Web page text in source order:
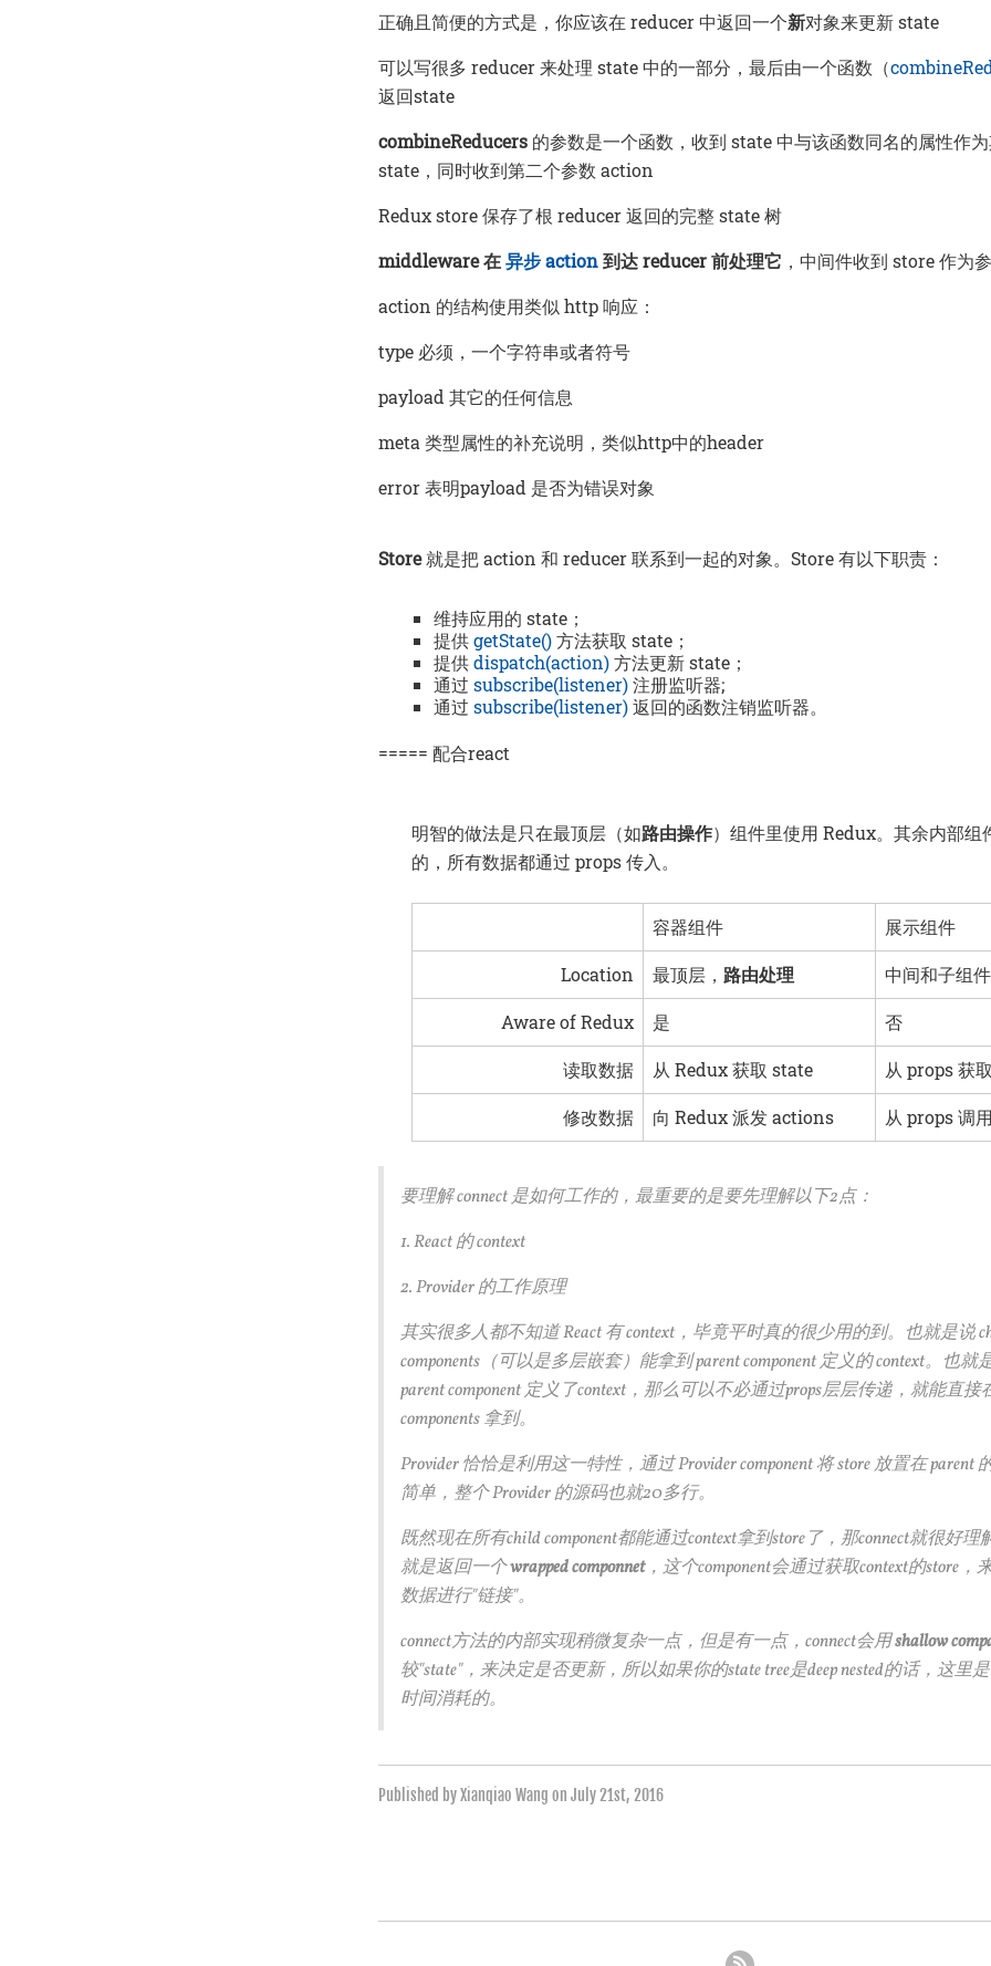
正确且简便的方式是，你应该在 reducer 中返回一个新对象来更新 state
可以写很多 reducer 来处理 state 中的一部分，最后由一个函数（
返回state
combineReducers 的参数是一个函数，收到 state 中与该函数同名的属性作
state，同时收到第二个参数 action
Redux store 保存了根 reducer 返回的完整 state 树
middleware 在异步 action到达 reducer 前处理它 ，中间件收到 store 作为
action 的结构使用类似 http 响应：
type 必须，一个字符串或者符号
payload 其它的任何信息
meta 类型属性的补充说明，类似http中的header
error 表明payload 是否为错误对象
Store就是把 action 和 reducer 联系到一起的对象。Store 有以下职责：
维持应用的 state；
提供getState()方法获取 state；
提供dispatch(action)方法更新 state；
通过 subscribe(listener)注册监听器;
通过 subscribe(listener)返回的函数注销监听器。
===== 配合react
明智的做法是只在最顶层（如路由操作）组件里使用 Redux。其余内部组
的，所有数据都通过 props 传入。
容器组件 展示组件
Location 最顶层， 路由处理 中间和子组件
Aware of Redux 是 否
读取数据 从 Redux 获取 state 从 props 获
修改数据 向 Redux 派发 actions 从 props 调
要理解 connect 是如何工作的，最重要的是要先理解以下2点：
1. React 的 context
2. Provider 的工作原理
其实很多人都不知道 React 有 context，毕竟平时真的很少用的到。也就是说
components（可以是多层嵌套）能拿到 parent component 定义的 context。也就
parent component 定义了context，那么可以不必通过props层层传递，就能直接
components 拿到。
Provider 恰恰是利用这一特性，通过 Provider component 将 store 放置在 parent
简单，整个 Provider 的源码也就20多行。
既然现在所有child component都能通过context拿到store了，那connect就很好理
就是返回一个wrapped componnet，这个component会通过获取context的store，
数据进行"链接"。
connect方法的内部实现稍微复杂一点，但是有一点，connect会用shallow
较"state"，来决定是否更新，所以如果你的state tree是deep nested的话，这里
时间消耗的。
Published by Xianqiao Wang on July 21st, 2016